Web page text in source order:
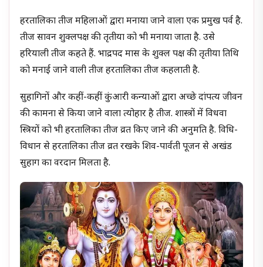
हरतालिका तीज महिलाओं द्वारा मनाया जाने वाला एक प्रमुख पर्व है.
तीज सावन शुक्लपक्ष की तृतीया को भी मनाया जाता है. उसे
हरियाली तीज कहते हैं. भाद्रपद मास के शुक्ल पक्ष की तृतीया तिथि
को मनाई जाने वाली तीज हरतालिका तीज कहलाती है.
सुहागिनों और कहीं-कहीं कुंआरी कन्याओं द्वारा अच्छे दांपत्य जीवन
की कामना से किया जाने वाला त्योहार है तीज. शास्त्रों में विधवा
स्त्रियों को भी हरतालिका तीज व्रत किए जाने की अनुमति है. विधि-
विधान से हरतालिका तीज व्रत रखके शिव-पार्वती पूजन से अखंड
सुहाग का वरदान मिलता है.